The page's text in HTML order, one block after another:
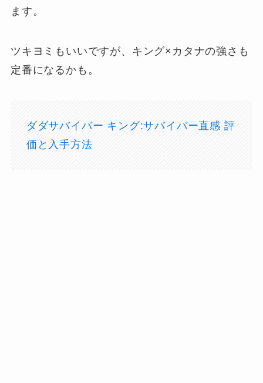
ます。
ツキヨミもいいですが、キング×カタナの強さも
定番になるかも。
ダダサバイバー キング:サバイバー直感 評
価と入手方法